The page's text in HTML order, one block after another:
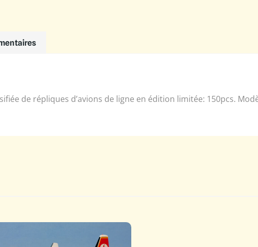
de répliques d’avions de ligne en édition limitée: 150pcs.